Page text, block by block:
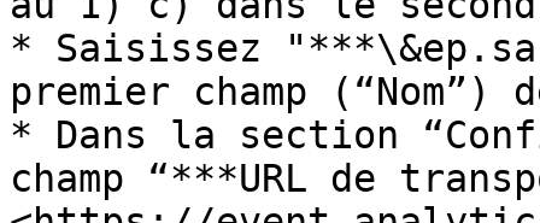
* Saisissez
premier champ
* Dans la section
champ “***URL de